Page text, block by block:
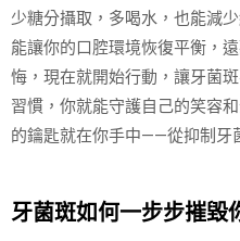
少糖分攝取，多喝水，也能減
能讓你的口腔環境恢復平衡，
悔，現在就開始行動，讓牙菌
習慣，你就能守護自己的笑容
的鑰匙就在你手中——從抑制牙
牙菌斑如何一步步摧毀